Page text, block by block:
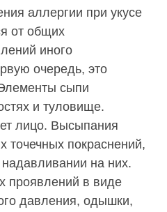
аллергии при укусе
от общих
иного
очередь, это
сыпи
и туловище.
лицо. Высыпания
точечных покраснений,
на них.
проявлений в виде
давления, одышки,